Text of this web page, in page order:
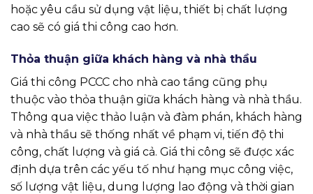
hoặc yêu cầu sử dụng vật liệu, thiết bị chất lượng
cao sẽ có giá thi công cao hơn.
Thỏa thuận giữa khách hàng và nhà thầu
Giá thi công PCCC cho nhà cao tầng cũng phụ
thuộc vào thỏa thuận giữa khách hàng và nhà thầu.
Thông qua việc thảo luận và đàm phán, khách hàng
và nhà thầu sẽ thống nhất về phạm vi, tiến độ thi
công, chất lượng và giá cả. Giá thi công sẽ được xác
định dựa trên các yếu tố như hạng mục công việc,
số lượng vật liệu, dung lượng lao động và thời gian